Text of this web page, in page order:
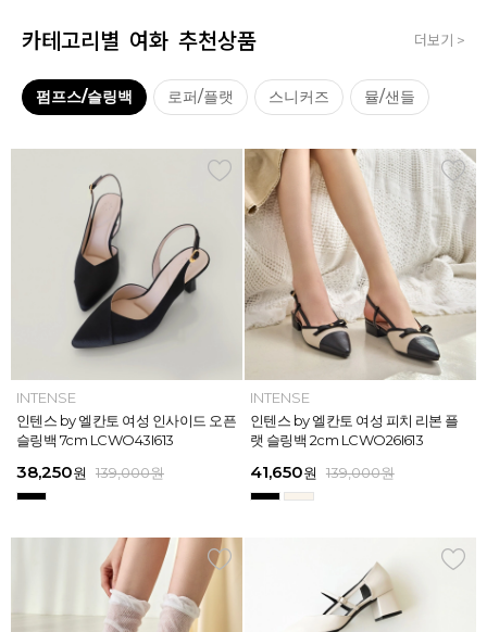
카테고리별 여화 추천상품 더보기 >
펌프스/슬링백 로퍼/플랫 스니커즈 뮬/샌들
INTENSE
인텐스 by 엘칸토 여성 위빙 스트랩
플랫 샌들 2.5cm LCWW05I626
45,900원 159,000원
MAZZ
마쯔 by 엘칸토 여성 와이드 위빙 크
로스 컴포트 뮬 3.5cm LCWW62M6
45,900원 159,000원
INTENSE
인텐스 by 엘칸토 여성 인사이드 오픈
슬링백 7cm LCWO43I613
38,250원 139,000원
INTENSE
인텐스 by 엘칸토 여성 피치 리본 플
랫 슬링백 2cm LCWO26I613
41,650원 139,000원
MAZZ
마쯔 by 엘칸토 여성 미니버클 캐주얼
로퍼 2.5cm LCWC02M613
28,720원 159,000원
INTENSE
인텐스 by 엘칸토 여성 피치 리본 더
블 스트랩 메리제인 2cm LCWD97I6
45,900원 159,000원
MAZZ
마쯔 by 엘칸토 여성 슈레이스 포인트
고프코어 스니커즈 3cm LCWS03M
31,920원 169,000원
MAZZ
마쯔 by 엘칸토 여성 별자수 어글리
스니커즈 3.5cm LCWS04M613
39,900원 169,000원
INTENSE
인텐스 by 엘칸토 여성 위빙 스트랩
플랫 샌들 2.5cm LCWW05I626
45,900원 159,000원
MAZZ
마쯔 by 엘칸토 여성 와이드 위빙 크
로스 컴포트 뮬 3.5cm LCWW62M6
45,900원 159,000원
INTENSE
인텐스 by 엘칸토 여성 인사이드 오픈
슬링백 7cm LCWO43I613
38,250원 139,000원
INTENSE
인텐스 by 엘칸토 여성 피치 리본 플
랫 슬링백 2cm LCWO26I613
41,650원 139,000원